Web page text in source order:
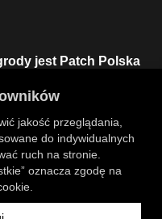
jest Patch Polska
jakość przeglądania,
do indywidualnych
ruch na stronie.
oznacza zgodę na